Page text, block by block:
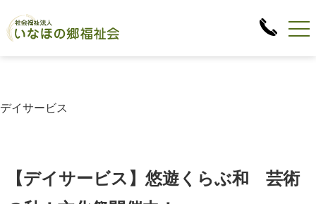
デイサービス
【デイサービス】悠遊くらぶ和 芸術